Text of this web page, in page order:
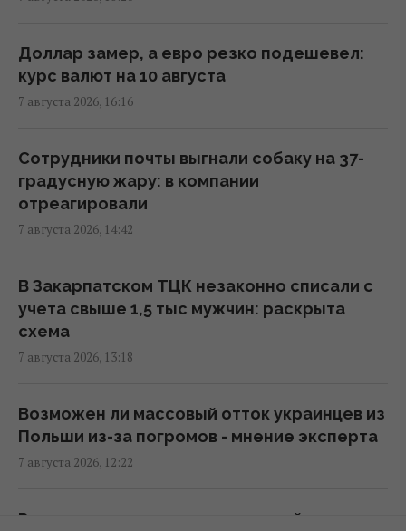
"Будет волна банкротства": разгром
складов Wildberries больно бьет по РФ, -
Die Welt
В уголовном деле рынка "Столичный"
материалами стали сообщения о
поддержке ВСУ, - СМИ
В июне – 30 бомб, в июле – более 50: в ОВА
заявили об усилении авиаударов по Сумам
16:04 пятница, 07 августа 2026
Киборга Оловаренко уже шестой год
судят из-за конфликта с агитаторами
Шария, – Аронец
Доллар замер, а евро резко подешевел:
курс валют на 10 августа
7 августа 2026, 16:16
Сотрудники почты выгнали собаку на 37-
градусную жару: в компании
отреагировали
7 августа 2026, 14:42
В Закарпатском ТЦК незаконно списали с
учета свыше 1,5 тыс мужчин: раскрыта
схема
7 августа 2026, 13:18
Возможен ли массовый отток украинцев из
Польши из-за погромов - мнение эксперта
7 августа 2026, 12:22
Россия цинично атаковала людей на рынке